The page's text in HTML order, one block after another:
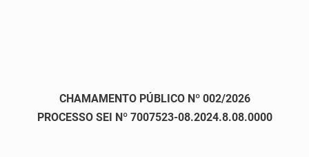
CHAMAMENTO PÚBLICO Nº 002/2026
PROCESSO SEI Nº 7007523-08.2024.8.08.0000